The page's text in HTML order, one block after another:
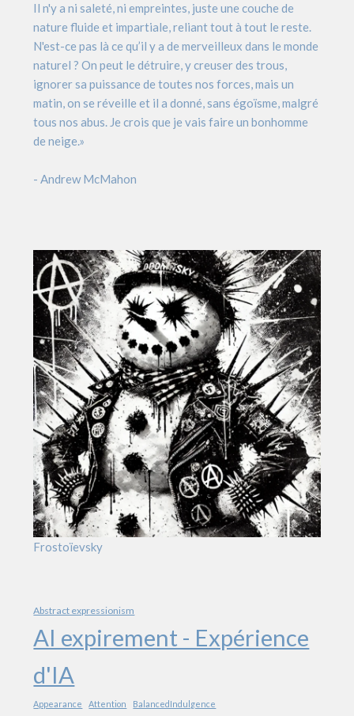
Il n'y a ni saleté, ni empreintes, juste une couche de
nature fluide et impartiale, reliant tout à tout le reste.
N'est-ce pas là ce qu’il y a de merveilleux dans le monde
naturel ? On peut le détruire, y creuser des trous,
ignorer sa puissance de toutes nos forces, mais un
matin, on se réveille et il a donné, sans égoïsme, malgré
tous nos abus. Je crois que je vais faire un bonhomme
de neige.»
- Andrew McMahon
Frostoïevsky
Abstract expressionism
AI expirement - Expérience
d'IA
Appearance Attention BalancedIndulgence